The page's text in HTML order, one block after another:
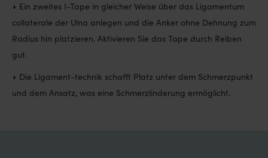
◗ Ein zweites I-Tape in gleicher Weise über das Ligamentum
collaterale der Ulna anlegen und die Anker ohne Dehnung zum
Radius hin platzieren. Aktivieren Sie das Tape durch Reiben
gut.
◗ Die Ligament-technik schafft Platz unter dem Schmerzpunkt
und dem Ansatz, was eine Schmerzlinderung ermöglicht.